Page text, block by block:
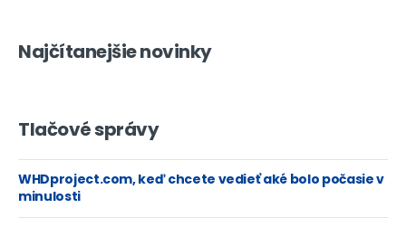
Najčítanejšie novinky
Tlačové správy
WHDproject.com, keď chcete vedieť aké bolo počasie v
minulosti